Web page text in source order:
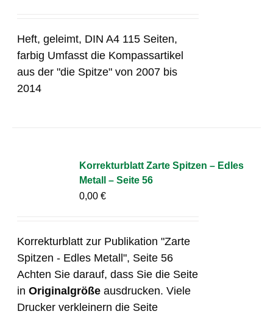
Heft, geleimt, DIN A4 115 Seiten,
farbig Umfasst die Kompassartikel
aus der "die Spitze" von 2007 bis
2014
Korrekturblatt Zarte Spitzen – Edles
Metall – Seite 56
0,00€
Korrekturblatt zur Publikation "Zarte
Spitzen - Edles Metall", Seite 56
Achten Sie darauf, dass Sie die Seite
inOriginalgröße ausdrucken. Viele
Drucker verkleinern die Seite